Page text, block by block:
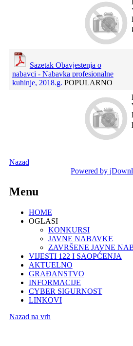
Sazetak Obavjestenja o
nabavci - Nabavka profesionalne
kuhinje, 2018.g. POPULARNO
Nazad
Powered by
Menu
HOME
OGLASI
KONKURSI
JAVNE NABAVKE
ZAVRŠENE JAVNE
VIJESTI 122 I SAOPĆENJA
AKTUELNO
GRAĐANSTVO
INFORMACIJE
CYBER SIGURNOST
LINKOVI
Nazad na vrh